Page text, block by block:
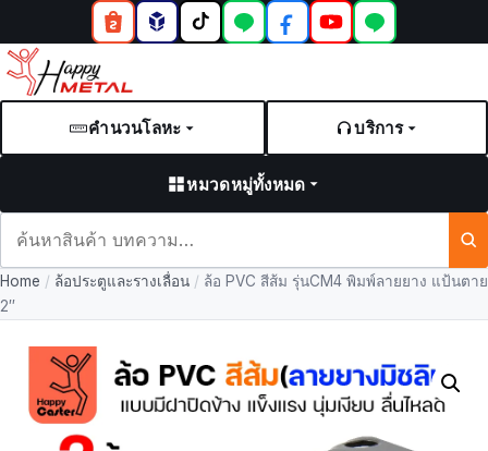
คำนวนโลหะ บริการ
หมวดหมู่ทั้งหมด
และ
บทความ
Home / ล้อประตูและรางเลื่อน / ล้อ PVC สีส้ม รุ่นCM4 พิมพ์ลายยาง แป้นตาย
2″